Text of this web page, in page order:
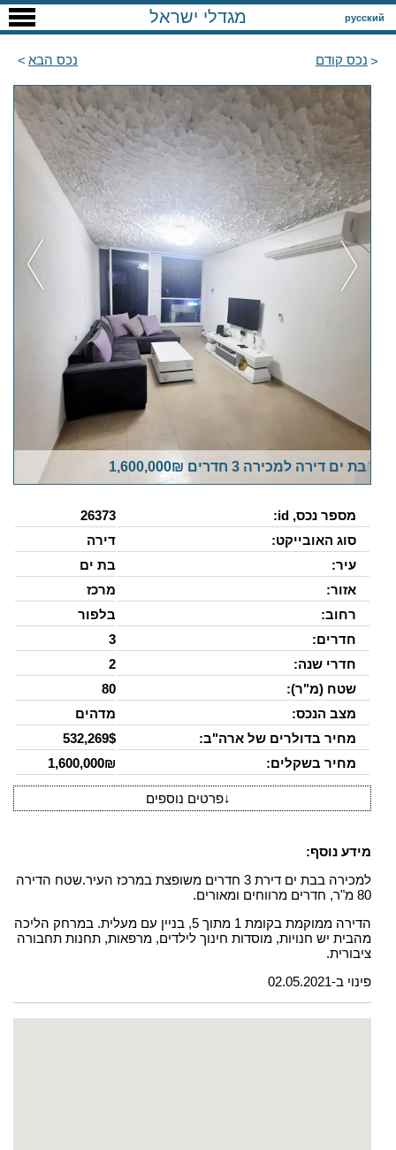
русский מגדלי ישראל
נכס קודם נכס הבא
בת ים דירה למכירה 3 חדרים 1,600,000₪
מספר נכס, id:
26373
סוג האובייקט:
דירה
עיר:
בת ים
אזור:
מרכז
רחוב:
בלפור
חדרים:
3
חדרי שנה:
2
שטח (מ"ר):
80
מצב הנכס:
מדהים
מחיר בדולרים של ארה"ב:
532,269$
מחיר בשקלים:
1,600,000₪
↓פרטים נוספים
מידע נוסף:
למכירה בבת ים דירת 3 חדרים משופצת במרכז העיר.שטח הדירה
80 מ"ר, חדרים מרווחים ומאורים.
הדירה ממוקמת בקומת 1 מתוך 5, בניין עם מעלית. במרחק הליכה
מהבית יש חנויות, מוסדות חינוך לילדים, מרפאות, תחנות תחבורה
ציבורית.
פינוי ב-02.05.2021